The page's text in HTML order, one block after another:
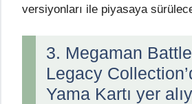
versiyonları ile piyasaya
3. Megaman
Legacy
Yama Kartı yer